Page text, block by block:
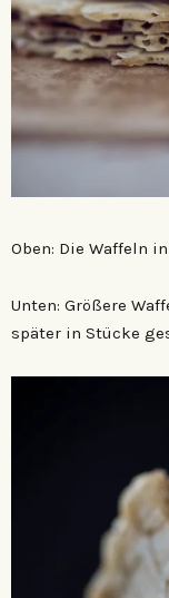
Oben: Die Waffeln
Unten: Größere
später in Stücke